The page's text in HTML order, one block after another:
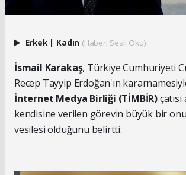
Erkek | Kadın (Haberi Sesli Oku)
İsmail Karakaş, Türkiye Cumhuriyeti
Recep Tayyip Erdoğan'ın
İnternet Medya Birliği (TİMBİR)
kendisine verilen görevin büyük bir
vesilesi olduğunu belirtti.